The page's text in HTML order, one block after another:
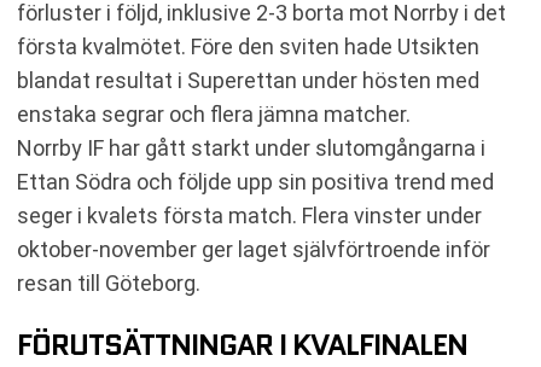
förluster i följd, inklusive 2-3 borta mot Norrby i det
första kvalmötet. Före den sviten hade Utsikten
blandat resultat i Superettan under hösten med
enstaka segrar och flera jämna matcher.
Norrby IF har gått starkt under slutomgångarna i
Ettan Södra och följde upp sin positiva trend med
seger i kvalets första match. Flera vinster under
oktober-november ger laget självförtroende inför
resan till Göteborg.
FÖRUTSÄTTNINGAR I KVALFINALEN